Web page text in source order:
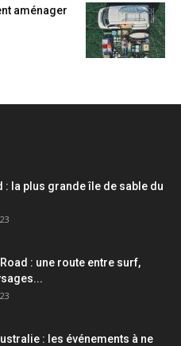
aménager
: la plus grande île de sable du
: une route entre surf,
: les événements à ne